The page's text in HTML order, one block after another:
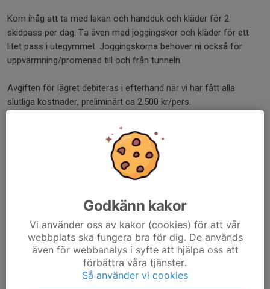
Kom ihåg att ta med lakan och handduk och kläder för 2
skidpass per dag. Ta även med joggingskor och kläder för ett
litet pass i utegymmet. Joggingskorna behöver ni också för
uppvärmning/promenad till och från tunneln.
Avgiften för lägret debiteras i efterhand när vi har fått alla
slutliga kostnader, preliminärt ca 2.500 kr/pers.
Vi beräknar att vara tillbaka på Karby Gård vid 21-tiden på
Höra av er till undertecknad om ni har några frågor.
Det här kommer att bli skoj!
Ledarna gm Pelle F.
Dela nyhet
Godkänn kakor
Vi använder oss av kakor (cookies) för att vår
webbplats ska fungera bra för dig. De används
även för webbanalys i syfte att hjälpa oss att
förbättra våra tjänster.
Så använder vi cookies